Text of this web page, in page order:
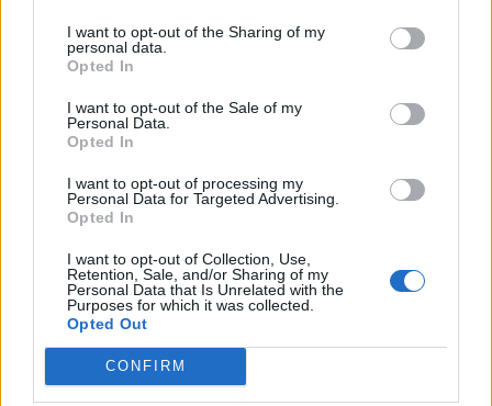
I want to opt-out of the Sharing of my
personal data.
Opted In
I want to opt-out of the Sale of my
Personal Data.
Opted In
I want to opt-out of processing my
Personal Data for Targeted Advertising.
Opted In
I want to opt-out of Collection, Use,
Retention, Sale, and/or Sharing of my
Personal Data that Is Unrelated with the
Purposes for which it was collected.
Opted Out
CONFIRM